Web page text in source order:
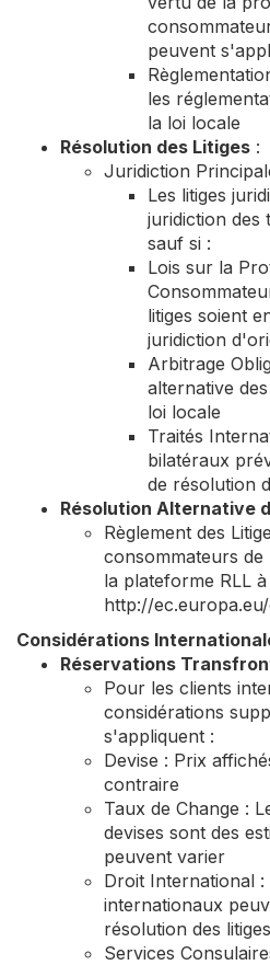
peuvent
les
la loi locale
Résolution des Litiges :
Juridiction
Les litiges
juridiction des
sauf si :
Lois sur la
litiges soient
juridiction
Arbitrage
alternative
loi locale
Traités
bilatéraux
de résolution
Résolution Alternative
Règlement des
consommateurs
la plateforme RLL
http://
Considérations
Réservations
Pour les clients
considérations
s'appliquent :
Devise : Prix
contraire
Taux de Change :
devises sont des
peuvent varier
Droit International :
internationaux
résolution des litiges
Services